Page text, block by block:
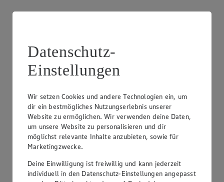
Festpreis von 1.99€
1 kg
Datenschutz-
Einstellungen
Wir setzen Cookies und andere Technologien ein, um
dir ein bestmögliches Nutzungserlebnis unserer
Website zu ermöglichen. Wir verwenden deine Daten,
um unsere Website zu personalisieren und dir
möglichst relevante Inhalte anzubieten, sowie für
Marketingzwecke.
Deine Einwilligung ist freiwillig und kann jederzeit
individuell in den Datenschutz-Einstellungen angepasst